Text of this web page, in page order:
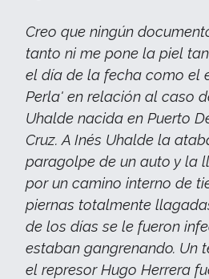
Creo que ningún
tanto ni me pone la piel
el día de la fecha como el
Perla' en relación al caso
Uhalde nacida en Puerto
Cruz. A Inés Uhalde la
paragolpe de un auto y la
por un camino interno de
piernas totalmente
de los días se le fueron
estaban gangrenando. Un
el represor Hugo Herrera